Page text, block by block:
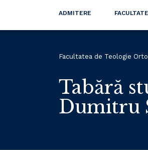
ADMITERE FACULTATE
Facultatea de Teologie
Tabără
Dumitru